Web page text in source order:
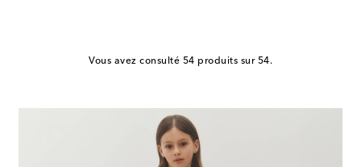
Vous avez consulté 54 produits sur 54.